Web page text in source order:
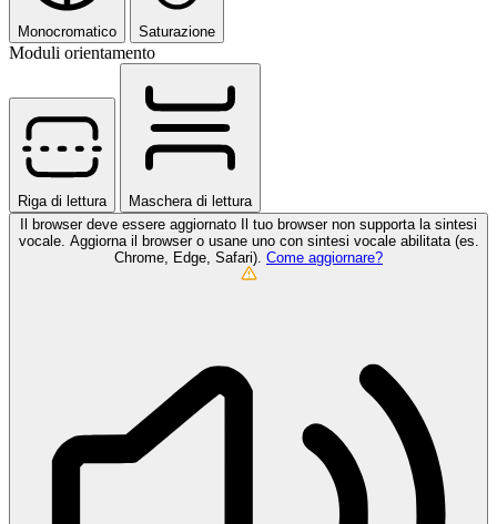
Monocromatico Saturazione
Moduli orientamento
Riga di lettura
Maschera di lettura
Il browser deve essere aggiornato Il tuo browser non supporta la sintesi
vocale. Aggiorna il browser o usane uno con sintesi vocale abilitata (es.
Chrome, Edge, Safari). Come aggiornare?